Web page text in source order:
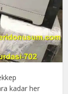
kadar her